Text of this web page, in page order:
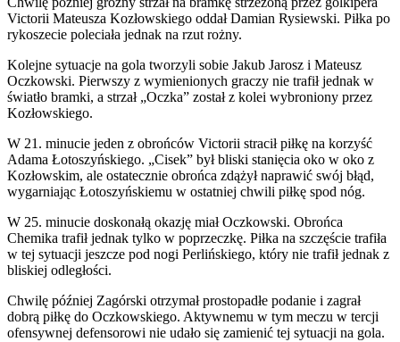
Victorii Mateusza Kozłowskiego oddał Damian Rysiewski. Piłka po
rykoszecie poleciała jednak na rzut rożny.
Kolejne sytuacje na gola tworzyli sobie Jakub Jarosz i Mateusz
Oczkowski. Pierwszy z wymienionych graczy nie trafił jednak w
światło bramki, a strzał „Oczka” został z kolei wybroniony przez
Kozłowskiego.
W 21. minucie jeden z obrońców Victorii stracił piłkę na korzyść
Adama Łotoszyńskiego. „Cisek” był bliski stanięcia oko w oko z
Kozłowskim, ale ostatecznie obrońca zdążył naprawić swój błąd,
wygarniając Łotoszyńskiemu w ostatniej chwili piłkę spod nóg.
W 25. minucie doskonałą okazję miał Oczkowski. Obrońca
Chemika trafił jednak tylko w poprzeczkę. Piłka na szczęście trafiła
w tej sytuacji jeszcze pod nogi Perlińskiego, który nie trafił jednak z
bliskiej odległości.
Chwilę później Zagórski otrzymał prostopadłe podanie i zagrał
dobrą piłkę do Oczkowskiego. Aktywnemu w tym meczu w tercji
ofensywnej defensorowi nie udało się zamienić tej sytuacji na gola.